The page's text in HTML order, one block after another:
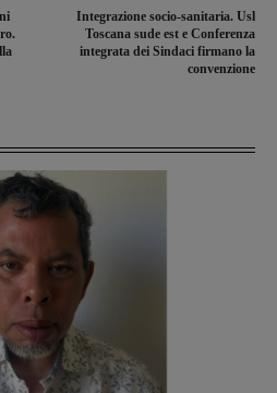
Integrazione socio-sanitaria. Usl
Toscana sude est e Conferenza
integrata dei Sindaci firmano la
convenzione